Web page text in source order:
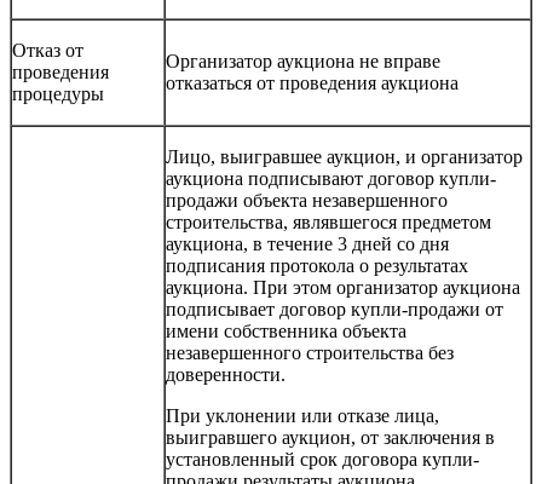
Отказ от
проведения
процедуры
Организатор аукциона не вправе
отказаться от проведения аукциона
Лицо, выигравшее аукцион, и организатор
аукциона подписывают договор купли-
продажи объекта незавершенного
строительства, являвшегося предметом
аукциона, в течение 3 дней со дня
подписания протокола о результатах
аукциона. При этом организатор аукциона
подписывает договор купли-продажи от
имени собственника объекта
незавершенного строительства без
доверенности.
При уклонении или отказе лица,
выигравшего аукцион, от заключения в
установленный срок договора купли-